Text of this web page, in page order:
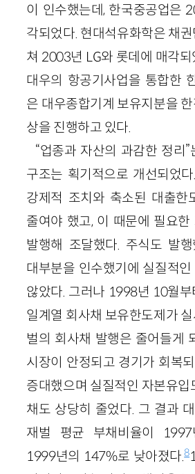
이 인수했는데, 한국중공업은
각되었다. 현대석유화학은 채
쳐 2003년 LG와 롯데에 매각되
대우의 항공기사업을 통합한
은 대우종합기계 보유지분을
상을 진행하고 있다.
“업종과 자산의 과감한 정리
구조는 획기적으로 개선되었
강제적 조치와 축소된 대출한
줄여야 했고, 이 때문에 필요
발행해 조달했다. 주식도 발
대부분을 인수했기에 실질적
않았다. 그러나 1998년 10월
일계열 회사채 보유한도제가
벌의 회사채 발행은 줄어들게
시장이 안정되고 경기가 회복
증대했으며 실질적인 자본유입
채도 상당히 줄었다. 그 결과
재벌 평균 부채비율이 1997
1999년의 147%로 낮아졌다.8